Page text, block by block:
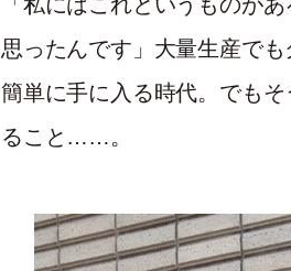
思ったんです」大量生産で
簡単に手に入る時代。でも
ること……。